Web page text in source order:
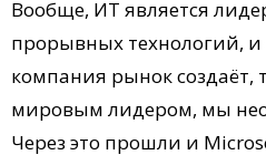
Вообще, ИТ является
прорывных технологий, и
компания рынок создаёт,
мировым лидером, мы
Через это прошли и